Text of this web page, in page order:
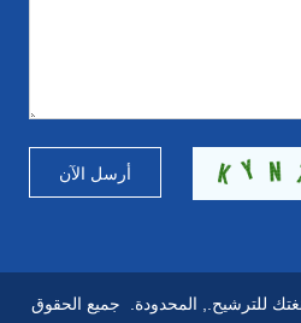
للترشيح., المحدودة. جميع الحقوق